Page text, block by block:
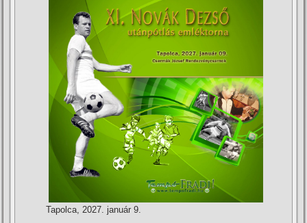
Tapolca, 2027. január 9.